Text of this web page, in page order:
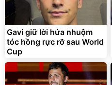
Gavi giữ lời hứa nhuộm
tóc hồng rực rỡ sau World
Cup